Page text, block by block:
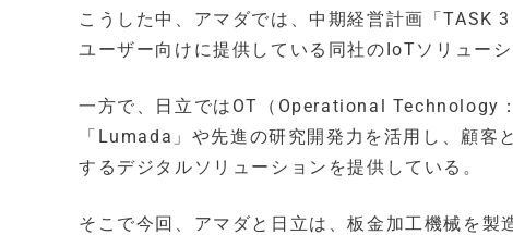
こうした中、アマダでは、中期経営計画「TASK
ユーザー向けに提供している同社のIoTソリュー
一方で、日立ではOT（Operational Technology
「Lumada」や先進の研究開発力を活用し、顧
するデジタルソリューションを提供している。
そこで今回、アマダと日立は、板金加工機械を